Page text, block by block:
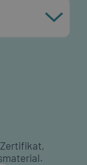
Zertifikat,